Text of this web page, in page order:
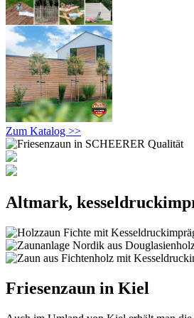
Zum Katalog >>
Altmark,
Friesenzaun in Kiel